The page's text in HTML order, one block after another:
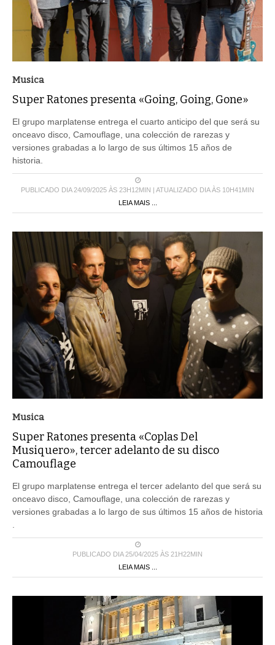
Musica
Super Ratones presenta «Going, Going, Gone»
El grupo marplatense entrega el cuarto anticipo del que será su
onceavo disco, Camouflage, una colección de rarezas y
versiones grabadas a lo largo de sus últimos 15 años de
historia.
PUBLICADO DIA 24/09/2025 ÀS 23H12MIN | ATUALIZADO DIA ÀS 10H41MIN
LEIA MAIS ...
Musica
Super Ratones presenta «Coplas Del
Musiquero», tercer adelanto de su disco
Camouflage
El grupo marplatense entrega el tercer adelanto del que será su
onceavo disco, Camouflage, una colección de rarezas y
versiones grabadas a lo largo de sus últimos 15 años de historia
.
PUBLICADO DIA 25/04/2025 ÀS 21H22MIN
LEIA MAIS ...